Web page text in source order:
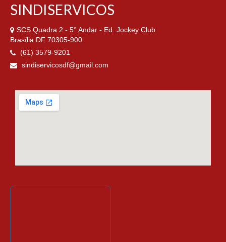
SINDISERVICOS
SCS Quadra 2 - 5° Andar - Ed. Jockey Club
Brasília DF 70305-900
(61) 3579-9201
sindiservicosdf@gmail.com